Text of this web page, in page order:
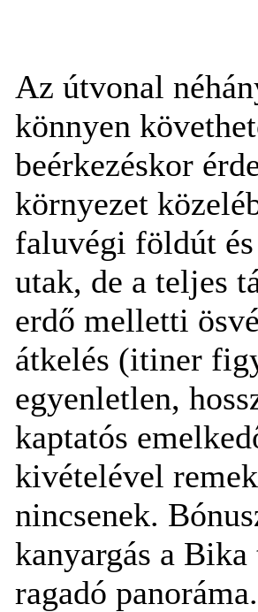
Az útvonal
könnyen
beérkezéskor
környezet
faluvégi földút
utak, de a teljes
erdő melletti
átkelés (itiner
egyenletlen,
kaptatós
kivételével
nincsenek.
kanyargás a
ragadó